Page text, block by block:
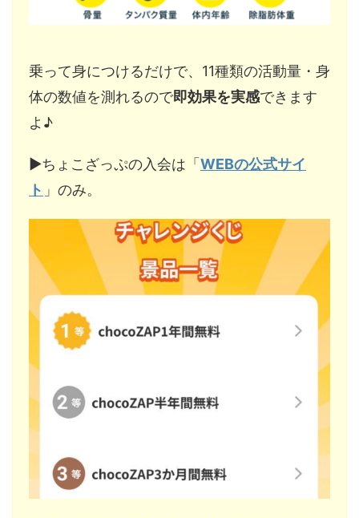
乗って身につけるだけで、11種類の活動量・身
体の数値を測れるので即効果を実感できます
よ♪
▶︎ちょこざっぷの入会は「WEBの公式サイ
ト 」のみ。